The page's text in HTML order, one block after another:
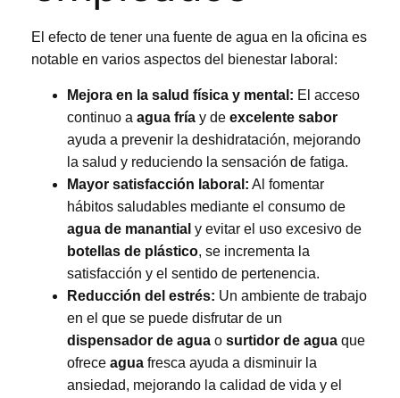
El efecto de tener una fuente de agua en la oficina es
notable en varios aspectos del bienestar laboral:
Mejora en la salud física y mental: El acceso
continuo a agua fría y de excelente sabor
ayuda a prevenir la deshidratación, mejorando
la salud y reduciendo la sensación de fatiga.
Mayor satisfacción laboral: Al fomentar
hábitos saludables mediante el consumo de
agua de manantial y evitar el uso excesivo de
botellas de plástico, se incrementa la
satisfacción y el sentido de pertenencia.
Reducción del estrés: Un ambiente de trabajo
en el que se puede disfrutar de un
dispensador de agua o surtidor de agua que
ofrece agua fresca ayuda a disminuir la
ansiedad, mejorando la calidad de vida y el